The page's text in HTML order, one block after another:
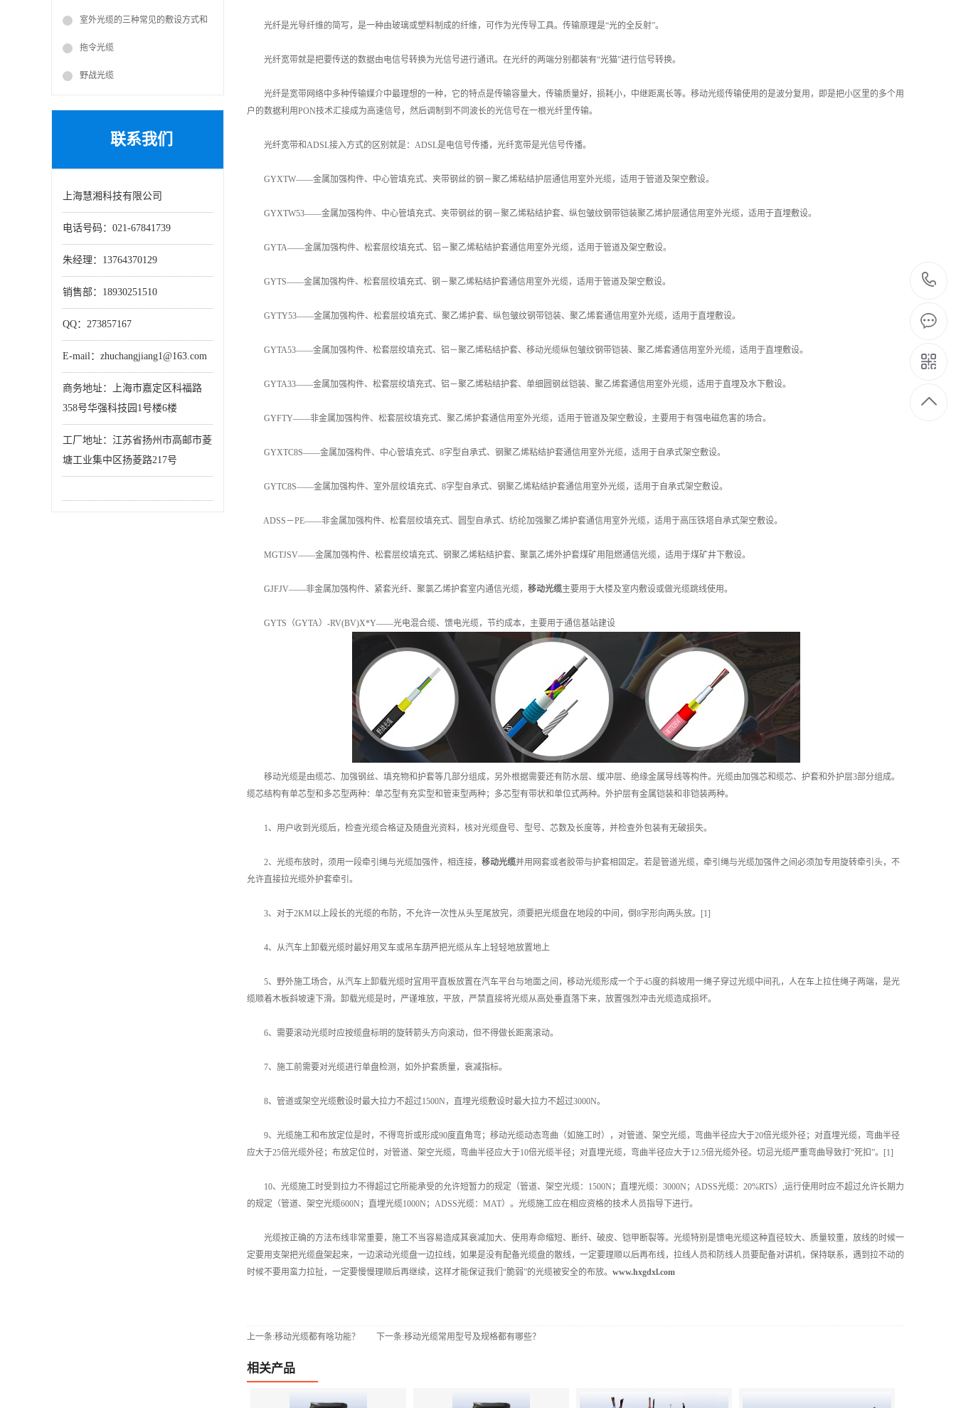
室外光缆的三种常见的敷设方式和
拖令光缆
野战光缆
联系我们
上海慧湘科技有限公司
电话号码：021-67841739
朱经理：13764370129
销售部：18930251510
QQ：273857167
E-mail：zhuchangjiang1@163.com
商务地址：上海市嘉定区科福路
358号华强科技园1号楼6楼
工厂地址：江苏省扬州市高邮市菱
塘工业集中区扬菱路217号
光纤是光导纤维的简写，是一种由玻璃或塑料制成的纤维，可作为光传导工具。传输原理是“光的全反射”。
光纤宽带就是把要传送的数据由电信号转换为光信号进行通讯。在光纤的两端分别都装有“光猫”进行信号转换。
光纤是宽带网络中多种传输媒介中最理想的一种，它的特点是传输容量大，传输质量好，损耗小，中继距离长等。移动光缆传输使用的是波分复用，即是把小区里的多个用
户的数据利用PON技术汇接成为高速信号，然后调制到不同波长的光信号在一根光纤里传输。
光纤宽带和ADSL接入方式的区别就是：ADSL是电信号传播，光纤宽带是光信号传播。
GYXTW——金属加强构件、中心管填充式、夹带钢丝的钢－聚乙烯粘结护层通信用室外光缆，适用于管道及架空敷设。
GYXTW53——金属加强构件、中心管填充式、夹带钢丝的钢－聚乙烯粘结护套、纵包皱纹钢带铠装聚乙烯护层通信用室外光缆，适用于直埋敷设。
GYTA——金属加强构件、松套层绞填充式、铝－聚乙烯粘结护套通信用室外光缆，适用于管道及架空敷设。
GYTS——金属加强构件、松套层绞填充式、钢－聚乙烯粘结护套通信用室外光缆，适用于管道及架空敷设。
GYTY53——金属加强构件、松套层绞填充式、聚乙烯护套、纵包皱纹钢带铠装、聚乙烯套通信用室外光缆，适用于直埋敷设。
GYTA53——金属加强构件、松套层绞填充式、铝－聚乙烯粘结护套、移动光缆纵包皱纹钢带铠装、聚乙烯套通信用室外光缆，适用于直埋敷设。
GYTA33——金属加强构件、松套层绞填充式、铝－聚乙烯粘结护套、单细圆钢丝铠装、聚乙烯套通信用室外光缆，适用于直埋及水下敷设。
GYFTY——非金属加强构件、松套层绞填充式、聚乙烯护套通信用室外光缆，适用于管道及架空敷设，主要用于有强电磁危害的场合。
GYXTC8S——金属加强构件、中心管填充式、8字型自承式、钢聚乙烯粘结护套通信用室外光缆，适用于自承式架空敷设。
GYTC8S——金属加强构件、室外层绞填充式、8字型自承式、钢聚乙烯粘结护套通信用室外光缆，适用于自承式架空敷设。
ADSS－PE——非金属加强构件、松套层绞填充式、圆型自承式、纺纶加强聚乙烯护套通信用室外光缆，适用于高压铁塔自承式架空敷设。
MGTJSV——金属加强构件、松套层绞填充式、钢聚乙烯粘结护套、聚氯乙烯外护套煤矿用阻燃通信光缆，适用于煤矿井下敷设。
GJFJV——非金属加强构件、紧套光纤、聚氯乙烯护套室内通信光缆， 移动光缆主要用于大楼及室内敷设或做光缆跳线使用。
GYTS（GYTA）-RV(BV)X*Y——光电混合缆、馈电光缆，节约成本，主要用于通信基站建设
移动光缆是由缆芯、加强钢丝、填充物和护套等几部分组成，另外根据需要还有防水层、缓冲层、绝缘金属导线等构件。光缆由加强芯和缆芯、护套和外护层3部分组成。
缆芯结构有单芯型和多芯型两种：单芯型有充实型和管束型两种；多芯型有带状和单位式两种。外护层有金属铠装和非铠装两种。
1、用户收到光缆后，检查光缆合格证及随盘光资料，核对光缆盘号、型号、芯数及长度等，并检查外包装有无破损失。
2、光缆布放时，须用一段牵引绳与光缆加强件，相连接， 移动光缆并用网套或者胶带与护套相固定。若是管道光缆，牵引绳与光缆加强件之间必须加专用旋转牵引头，不
允许直接拉光缆外护套牵引。
3、对于2KM以上段长的光缆的布防，不允许一次性从头至尾放完，须要把光缆盘在地段的中间，倒8字形向两头放。[1]
4、从汽车上卸载光缆时最好用叉车或吊车葫芦把光缆从车上轻轻地放置地上
5、野外施工场合，从汽车上卸载光缆时宜用平直板放置在汽车平台与地面之间，移动光缆形成一个于45度的斜坡用一绳子穿过光缆中间孔，人在车上拉住绳子两端，是光
缆顺着木板斜坡速下滑。卸载光缆是时，严谨堆放，平放，严禁直接将光缆从高处垂直落下来，放置强烈冲击光缆造成损坏。
6、需要滚动光缆时应按缆盘标明的旋转箭头方向滚动，但不得做长距离滚动。
7、施工前需要对光缆进行单盘检测，如外护套质量，衰减指标。
8、管道或架空光缆敷设时最大拉力不超过1500N，直埋光缆敷设时最大拉力不超过3000N。
9、光缆施工和布放定位是时，不得弯折或形成90度直角弯；移动光缆动态弯曲（如施工时），对管道、架空光缆，弯曲半径应大于20倍光缆外径；对直埋光缆，弯曲半径
应大于25倍光缆外径；布放定位时，对管道、架空光缆，弯曲半径应大于10倍光缆半径；对直埋光缆，弯曲半径应大于12.5倍光缆外径。切忌光缆严重弯曲导致打“死扣”。[1]
10、光缆施工时受到拉力不得超过它所能承受的允许短暂力的规定（管道、架空光缆：1500N；直埋光缆：3000N；ADSS光缆：20%RTS）,运行使用时应不超过允许长期力
的规定（管道、架空光缆600N；直埋光缆1000N；ADSS光缆：MAT）。光缆施工应在相应资格的技术人员指导下进行。
光缆按正确的方法布线非常重要，施工不当容易造成其衰减加大、使用寿命缩短、断纤、破皮、铠甲断裂等。光缆特别是馈电光缆这种直径较大、质量较重，放线的时候一
定要用支架把光缆盘架起来，一边滚动光缆盘一边拉线，如果是没有配备光缆盘的散线，一定要理顺以后再布线，拉线人员和防线人员要配备对讲机，保持联系，遇到拉不动的
时候不要用蛮力拉扯，一定要慢慢理顺后再继续，这样才能保证我们“脆弱”的光缆被安全的布放。 www.hxgdxl.com
上一条:移动光缆​都有啥功能？ 下一条:移动光缆​常用型号及规格都有哪些？
相关产品